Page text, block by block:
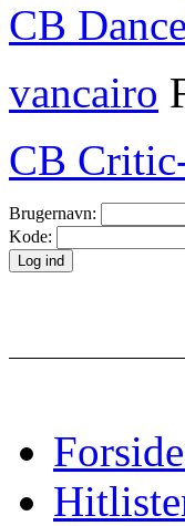
CB
vancairo
CB
Brugernavn:
Kode: